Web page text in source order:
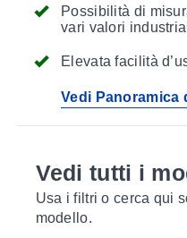
Possibilità di
vari valori
Elevata facilità
Vedi Panoramica
Vedi tutti i
Usa i filtri o cerca qui
modello.